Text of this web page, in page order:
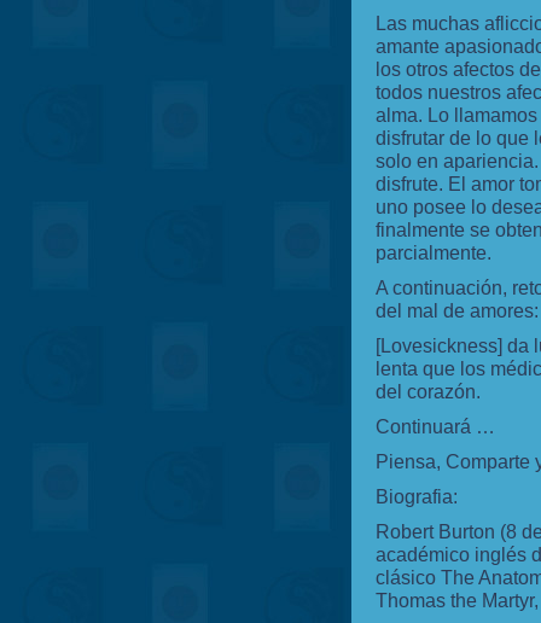
Las muchas
amante
los otros afectos
todos nuestros
alma. Lo
disfrutar de lo que
solo en
disfrute. El amor
uno posee lo
finalmente se
parcialmente.
A continuación,
del mal de amores:
[Lovesickness] da
lenta que los
del corazón.
Continuará …
Piensa,
Biografia:
Robert Burton (8
académico inglés
clásico The
Thomas the